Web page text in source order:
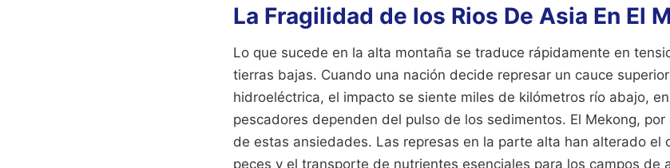
La Fragilidad de los Rios De Asia En El
Lo que sucede en la alta montaña se traduce rápidamente en
tierras bajas. Cuando una nación decide represar un cauce
hidroeléctrica, el impacto se siente miles de kilómetros río abajo,
pescadores dependen del pulso de los sedimentos. El Mekong,
de estas ansiedades. Las represas en la parte alta han alterado el
peces y el transporte de nutrientes esenciales para los campos de